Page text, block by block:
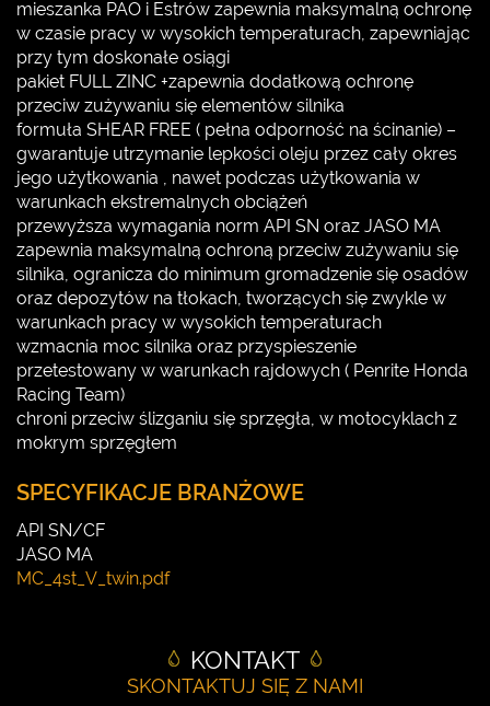
mieszanka PAO i Estrów zapewnia maksymalną ochronę
w czasie pracy w wysokich temperaturach, zapewniając
przy tym doskonałe osiągi
pakiet FULL ZINC +zapewnia dodatkową ochronę
przeciw zużywaniu się elementów silnika
formuła SHEAR FREE ( pełna odporność na ścinanie) –
gwarantuje utrzymanie lepkości oleju przez cały okres
jego użytkowania , nawet podczas użytkowania w
warunkach ekstremalnych obciążeń
przewyższa wymagania norm API SN oraz JASO MA
zapewnia maksymalną ochroną przeciw zużywaniu się
silnika, ogranicza do minimum gromadzenie się osadów
oraz depozytów na tłokach, tworzących się zwykle w
warunkach pracy w wysokich temperaturach
wzmacnia moc silnika oraz przyspieszenie
przetestowany w warunkach rajdowych ( Penrite Honda
Racing Team)
chroni przeciw ślizganiu się sprzęgła, w motocyklach z
mokrym sprzęgłem
SPECYFIKACJE BRANŻOWE
API SN/CF
JASO MA
MC_4st_V_twin.pdf
KONTAKT
SKONTAKTUJ SIĘ Z NAMI